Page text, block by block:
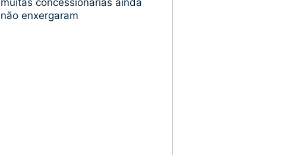
muitas concessionárias ainda
não enxergaram